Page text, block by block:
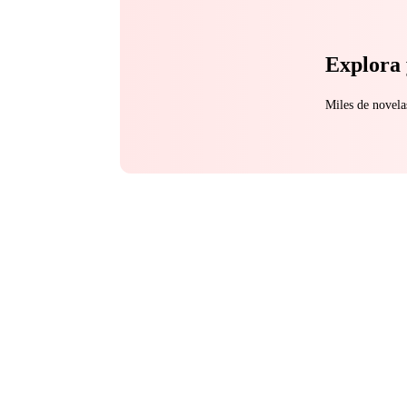
Explora
Miles de